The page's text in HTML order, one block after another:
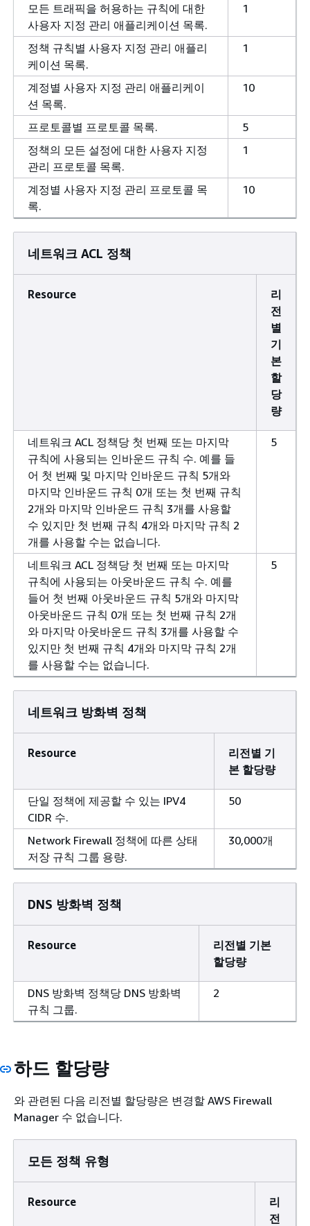
모든 트래픽을 허용하는 규칙에 대한
사용자 지정 관리 애플리케이션 목록.
1
정책 규칙별 사용자 지정 관리 애플리
케이션 목록.
1
계정별 사용자 지정 관리 애플리케이
션 목록.
10
프로토콜별 프로토콜 목록.
5
정책의 모든 설정에 대한 사용자 지정
관리 프로토콜 목록.
1
계정별 사용자 지정 관리 프로토콜 목
록.
10
네트워크 ACL 정책
Resource
리
전
별
기
본
할
당
량
네트워크 ACL 정책당 첫 번째 또는 마지막
규칙에 사용되는 인바운드 규칙 수. 예를 들
어 첫 번째 및 마지막 인바운드 규칙 5개와
마지막 인바운드 규칙 0개 또는 첫 번째 규칙
2개와 마지막 인바운드 규칙 3개를 사용할
수 있지만 첫 번째 규칙 4개와 마지막 규칙 2
개를 사용할 수는 없습니다.
5
네트워크 ACL 정책당 첫 번째 또는 마지막
규칙에 사용되는 아웃바운드 규칙 수. 예를
들어 첫 번째 아웃바운드 규칙 5개와 마지막
아웃바운드 규칙 0개 또는 첫 번째 규칙 2개
와 마지막 아웃바운드 규칙 3개를 사용할 수
있지만 첫 번째 규칙 4개와 마지막 규칙 2개
를 사용할 수는 없습니다.
5
네트워크 방화벽 정책
Resource
리전별 기
본 할당량
단일 정책에 제공할 수 있는 IPV4
CIDR 수.
50
Network Firewall 정책에 따른 상태
저장 규칙 그룹 용량.
30,000개
DNS 방화벽 정책
Resource
리전별 기본
할당량
DNS 방화벽 정책당 DNS 방화벽
규칙 그룹.
2
하드 할당량
와 관련된 다음 리전별 할당량은 변경할 AWS Firewall
Manager 수 없습니다.
모든 정책 유형
Resource
리
전